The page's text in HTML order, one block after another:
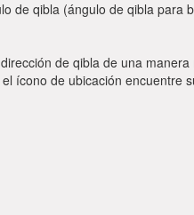
de qibla (ángulo de qibla para
de qibla de una
ícono de ubicación encuentre